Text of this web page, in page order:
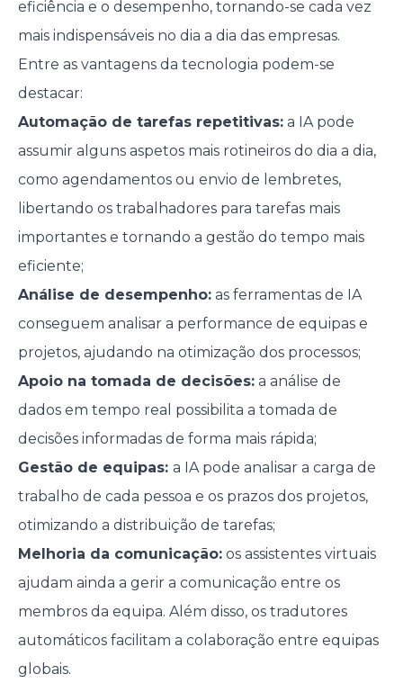
eficiência e o desempenho, tornando-se cada vez
mais indispensáveis no dia a dia das empresas.
Entre as vantagens da tecnologia podem-se
destacar:
Automação de tarefas repetitivas:a IA pode
assumir alguns aspetos mais rotineiros do dia a dia,
como agendamentos ou envio de lembretes,
libertando os trabalhadores para tarefas mais
importantes e tornando a gestão do tempo mais
eficiente;
Análise de desempenho:as ferramentas de IA
conseguem analisar a performance de equipas e
projetos, ajudando na otimização dos processos;
Apoio na tomada de decisões:a análise de
dados em tempo real possibilita a tomada de
decisões informadas de forma mais rápida;
Gestão de equipas: a IA pode analisar a carga de
trabalho de cada pessoa e os prazos dos projetos,
otimizando a distribuição de tarefas;
Melhoria da comunicação:os assistentes virtuais
ajudam ainda a gerir a comunicação entre os
membros da equipa. Além disso, os tradutores
automáticos facilitam a colaboração entre equipas
globais.